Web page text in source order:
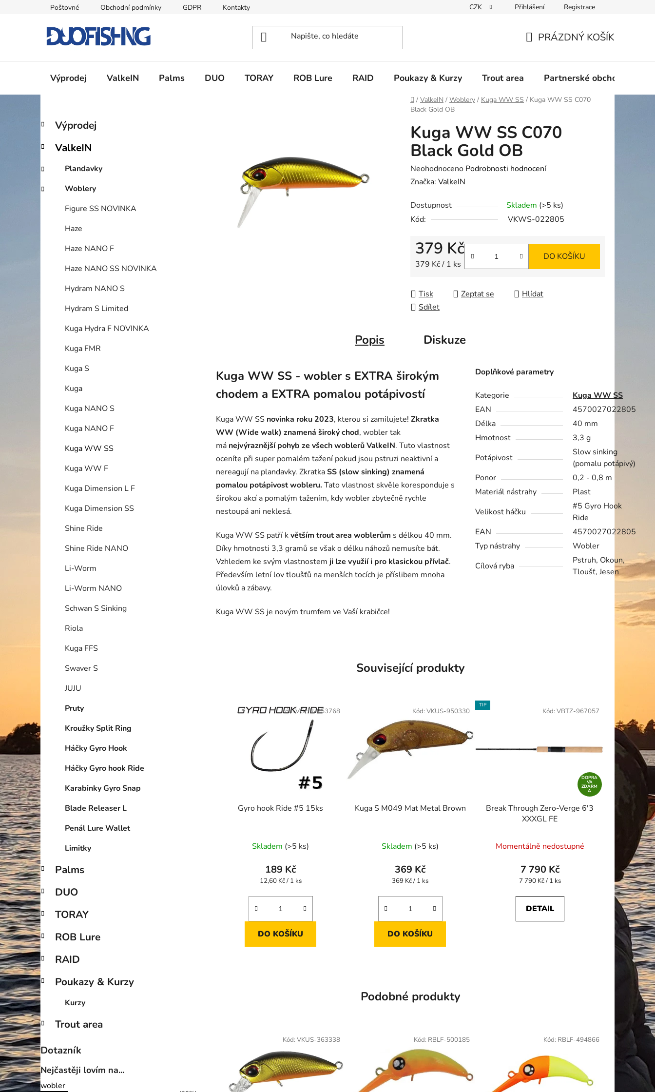
Poštovné Obchodní podmínky GDPR Kontakty CZK Přihlášení Registrace
KOŠÍK
PRÁZDNÝ KOŠÍK
Výprodej ValkeIN Palms DUO TORAY ROB Lure RAID Poukazy & Kurzy Trout area Partnerské obchody
Domů
/ ValkeIN / Woblery / Kuga WW SS / Kuga WW SS C070
Black Gold OB
P
s
r
a
n
Přeskočit
kategorie
K
a
e
o
i
Výprodej
ValkeIN
Plandavky
Woblery
Figure SS NOVINKA
Haze
Haze NANO F
Haze NANO SS NOVINKA
Hydram NANO S
Hydram S Limited
Kuga Hydra F NOVINKA
Kuga FMR
Kuga S
Kuga
Kuga NANO S
Kuga NANO F
Kuga WW SS
Kuga WW F
Kuga Dimension L F
Kuga Dimension SS
Shine Ride
Shine Ride NANO
Li-Worm
Li-Worm NANO
Schwan S Sinking
Riola
Kuga FFS
Swaver S
JUJU
Pruty
Kroužky Split Ring
Háčky Gyro Hook
Háčky Gyro hook Ride
Karabinky Gyro Snap
Blade Releaser L
Penál Lure Wallet
Limitky
Palms
DUO
TORAY
ROB Lure
RAID
Poukazy & Kurzy
Kurzy
Trout area
Dotazník
Nejčastěji lovím na...
wobler
Kuga WW SS C070
Black Gold OB
Průměrné
hodnocení
je
0,0
hvězdiček.
Neohodnoceno Podrobnosti hodnocení
Značka: ValkeIN
Dostupnost Skladem (>5 ks)
Kód:
VKWS-022805
379 Kč
Měrná cena:
379 Kč / 1 ks
DO KOŠÍKU
Tisk Zeptat se
Hlídat
Sdílet
Popis Diskuze
Kuga WW SS - wobler s EXTRA širokým
chodem a EXTRA pomalou potápivostí
Kuga WW SS novinka roku 2023, kterou si zamilujete! Zkratka
WW (Wide walk) znamená široký chod, wobler tak
má nejvýraznější pohyb ze všech woblerů ValkeIN. Tuto vlastnost
oceníte při super pomalém tažení pokud jsou pstruzi neaktivní a
nereagují na plandavky. ZkratkaSS (slow sinking) znamená
pomalou potápivost wobleru. Tato vlastnost skvěle koresponduje s
širokou akcí a pomalým tažením, kdy wobler zbytečně rychle
nestoupá ani neklesá.
Kuga WW SS patří květším trout area woblerům s délkou 40 mm.
Díky hmotnosti 3,3 gramů se však o délku náhozů nemusíte bát.
Vzhledem ke svým vlastnostem ji lze využií i pro klasickou přívlač.
Především letní lov tloušťů na menších tocích je příslibem mnoha
úlovků a zábavy.
Kuga WW SS je novým trumfem ve Vaší krabičce!
Doplňkové parametry
Kategorie
Kuga WW SS
EAN
4570027022805
Délka
40 mm
Hmotnost
3,3 g
Potápivost
Slow sinking
(pomalu potápivý)
Ponor
0,2 - 0,8 m
Materiál nástrahy
Plast
Velikost háčku
#5 Gyro Hook
Ride
EAN
4570027022805
Typ nástrahy
Wobler
Cílová ryba
Pstruh, Okoun,
Tloušť, Jesen
Související produkty
Gyro hook Ride #5 15ks
Skladem (>5 ks)
189 Kč
Měrná
12,60 Kč / 1 ks
DO KOŠÍKU
Kód:VGHR-953768
Kuga S M049 Mat Metal Brown
Skladem (>5 ks)
369 Kč
Měrná
369 Kč / 1 ks
DO KOŠÍKU
Kód: VKUS-950330
TIP
DOPRA
VA
ZDARM
A
Break Through Zero-Verge 6'3
XXXGL FE
hodnocení
produktu
je
z
Momentálně nedostupné
7 790 Kč
Měrná
7 790 Kč / 1 ks
DETAIL
Kód: VBTZ-967057
Podobné produkty
Kód: VKUS-363338 Kód: RBLF-500185 Kód: RBLF-494866